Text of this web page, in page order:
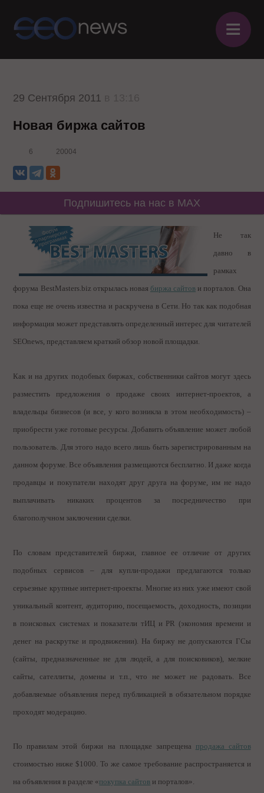
≡
29 Сентября 2011
Новая биржа сайтов
6 20004
Подпишитесь на нас в MAX
Не так
давно в
рамках
форума BestMasters.biz открылась новая биржа сайтов и порталов. Она
пока еще не очень известна и раскручена в Сети. Но так как подобная
информация может представлять определенный интерес для читателей
SEOnews, представляем краткий обзор новой площадки.
Как и на других подобных биржах, собственники сайтов могут здесь
разместить предложения о продаже своих интернет-проектов, а
владельцы бизнесов (и все, у кого возникла в этом необходимость) –
приобрести уже готовые ресурсы. Добавить объявление может любой
пользователь. Для этого надо всего лишь быть зарегистрированным на
данном форуме. Все объявления размещаются бесплатно. И даже когда
продавцы и покупатели находят друг друга на форуме, им не надо
выплачивать никаких процентов за посредничество при
благополучном заключении сделки.
По словам представителей биржи, главное ее отличие от других
подобных сервисов – для купли-продажи предлагаются только
серьезные крупные интернет-проекты. Многие из них уже имеют свой
уникальный контент, аудиторию, посещаемость, доходность, позиции
в поисковых системах и показатели тИЦ и PR (экономия времени и
денег на раскрутке и продвижении). На биржу не допускаются ГСы
(сайты, предназначенные не для людей, а для поисковиков), мелкие
сайты, сателлиты, домены и т.п., что не может не радовать. Все
добавляемые объявления перед публикацией в обязательном порядке
проходят модерацию.
По правилам этой биржи на площадке запрещена продажа сайтов
стоимостью ниже $1000. То же самое требование распространяется и
на объявления в разделе «покупка сайтов и порталов».